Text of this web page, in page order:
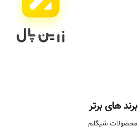
برند های برتر
محصولات شیگلم